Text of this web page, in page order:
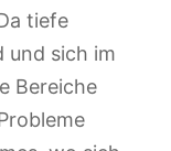
tiefe
und sich im
Bereiche